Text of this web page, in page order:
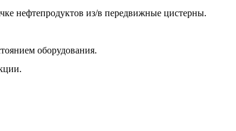
нефтепродуктов из/в передвижные цистерны.
оборудования.